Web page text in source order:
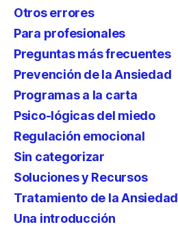
Otros errores
Para profesionales
Preguntas más frecuentes
Prevención de la Ansiedad
Programas a la carta
Psico-lógicas del miedo
Regulación emocional
Sin categorizar
Soluciones y Recursos
Tratamiento de la Ansiedad
Una introducción